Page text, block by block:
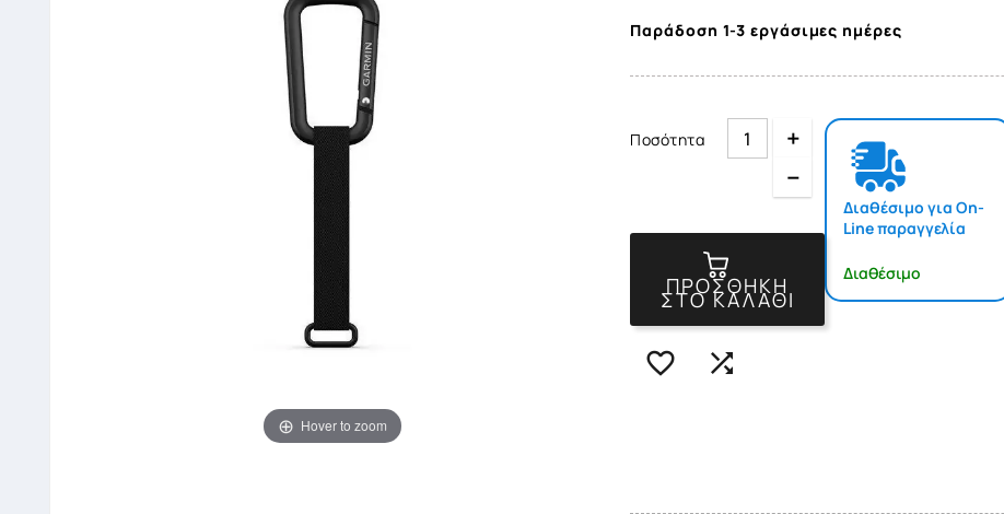
Hover to zoom
Παράδοση 1-3 εργάσιμες ημέρες
Ποσότητα
Quantity
Quantity
ΠΡΟΣΘΉΚΗ
ΣΤΟ ΚΑΛΆΘΙ
 
Διαθέσιμο για On-
Line παραγγελία
Διαθέσιμο